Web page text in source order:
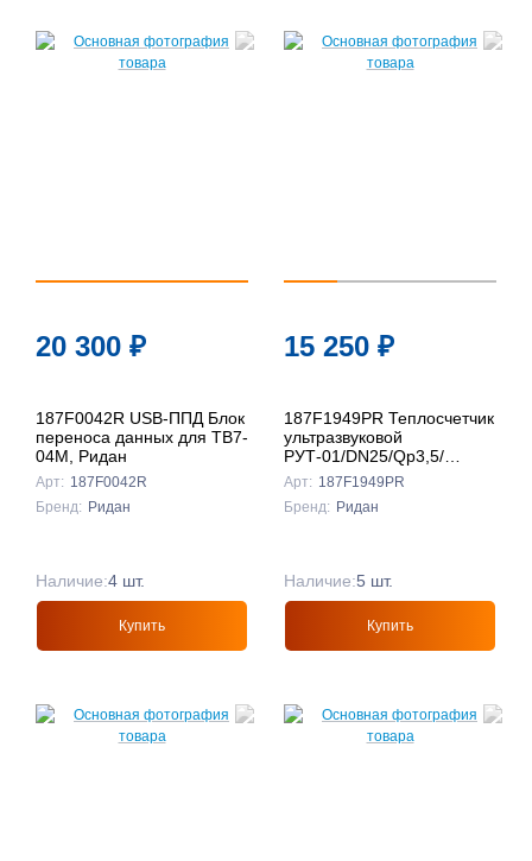
20 300 ₽
187F0042R USB-ППД Блок
переноса данных для ТВ7-
04М, Ридан
Арт: 187F0042R
Бренд: Ридан
Наличие:4 шт.
Купить
15 250 ₽
187F1949PR Теплосчетчик
ультразвуковой
РУТ-01/DN25/Qp3,5/
подача, Ридан
Арт: 187F1949PR
Бренд: Ридан
Наличие:5 шт.
Купить